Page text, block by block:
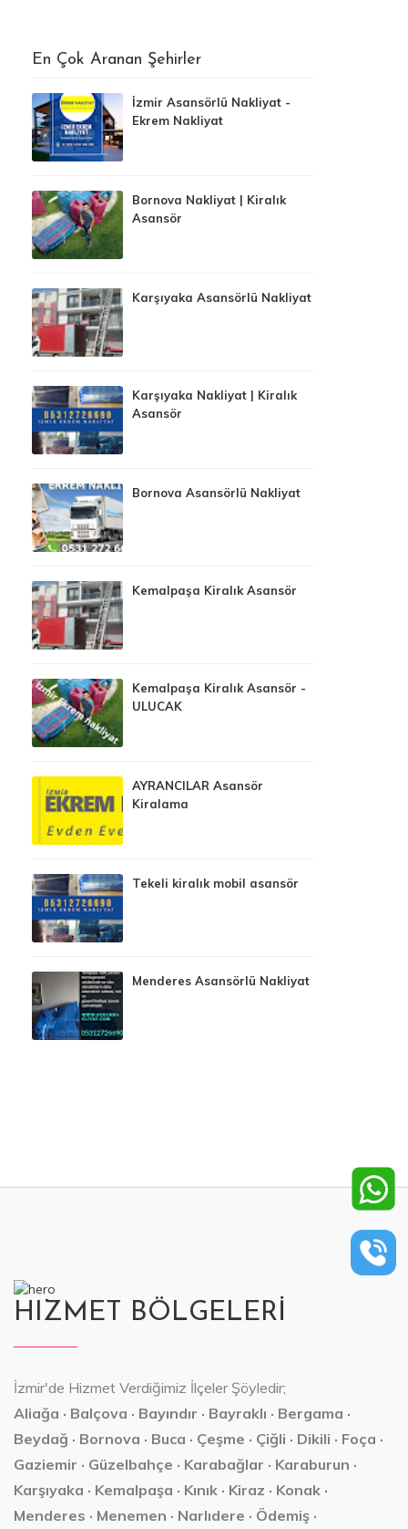
En Çok Aranan Şehirler
İzmir Asansörlü Nakliyat -
Ekrem Nakliyat
Bornova Nakliyat | Kiralık
Asansör
Karşıyaka Asansörlü Nakliyat
Karşıyaka Nakliyat | Kiralık
Asansör
Bornova Asansörlü Nakliyat
Kemalpaşa Kiralık Asansör
Kemalpaşa Kiralık Asansör -
ULUCAK
AYRANCILAR Asansör
Kiralama
Tekeli kiralık mobil asansör
Menderes Asansörlü Nakliyat
HIZMET BÖLGELERİ
İzmir'de Hizmet Verdiğimiz İlçeler Şöyledir;
Aliağa · Balçova · Bayındır · Bayraklı · Bergama ·
Beydağ · Bornova · Buca · Çeşme · Çiğli · Dikili · Foça ·
Gaziemir · Güzelbahçe · Karabağlar · Karaburun ·
Karşıyaka · Kemalpaşa · Kınık · Kiraz · Konak ·
Menderes · Menemen · Narlıdere · Ödemiş ·